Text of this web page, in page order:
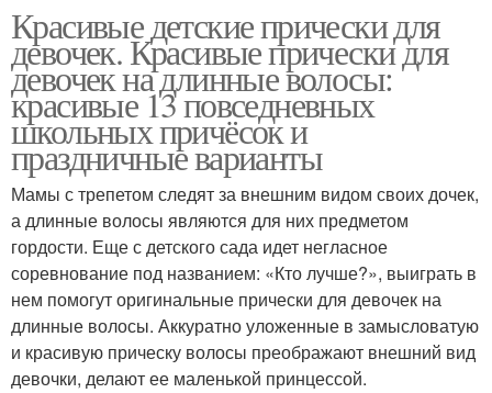
Красивые детские прически для
девочек. Красивые прически для
девочек на длинные волосы:
красивые 13 повседневных
школьных причёсок и
праздничные варианты
Мамы с трепетом следят за внешним видом своих дочек,
а длинные волосы являются для них предметом
гордости. Еще с детского сада идет негласное
соревнование под названием: «Кто лучше?», выиграть в
нем помогут оригинальные прически для девочек на
длинные волосы. Аккуратно уложенные в замысловатую
и красивую прическу волосы преображают внешний вид
девочки, делают ее маленькой принцессой.